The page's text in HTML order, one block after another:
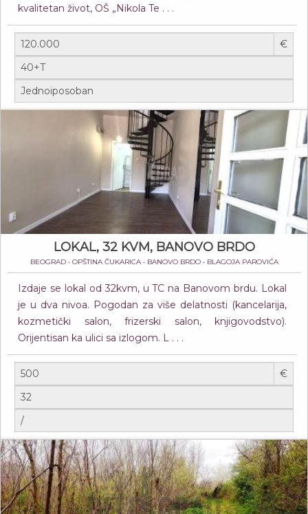
kvalitetan život, OŠ „Nikola Te . . .
€
LOKAL, 32 KVM, BANOVO BRDO
BEOGRAD • OPŠTINA ČUKARICA • BANOVO BRDO • BLAGOJA PAROVIĆA
Izdaje se lokal od 32kvm, u TC na Banovom brdu. Lokal
je u dva nivoa. Pogodan za više delatnosti (kancelarija,
kozmetički salon, frizerski salon, knjigovodstvo).
Orijentisan ka ulici sa izlogom. L . . .
€